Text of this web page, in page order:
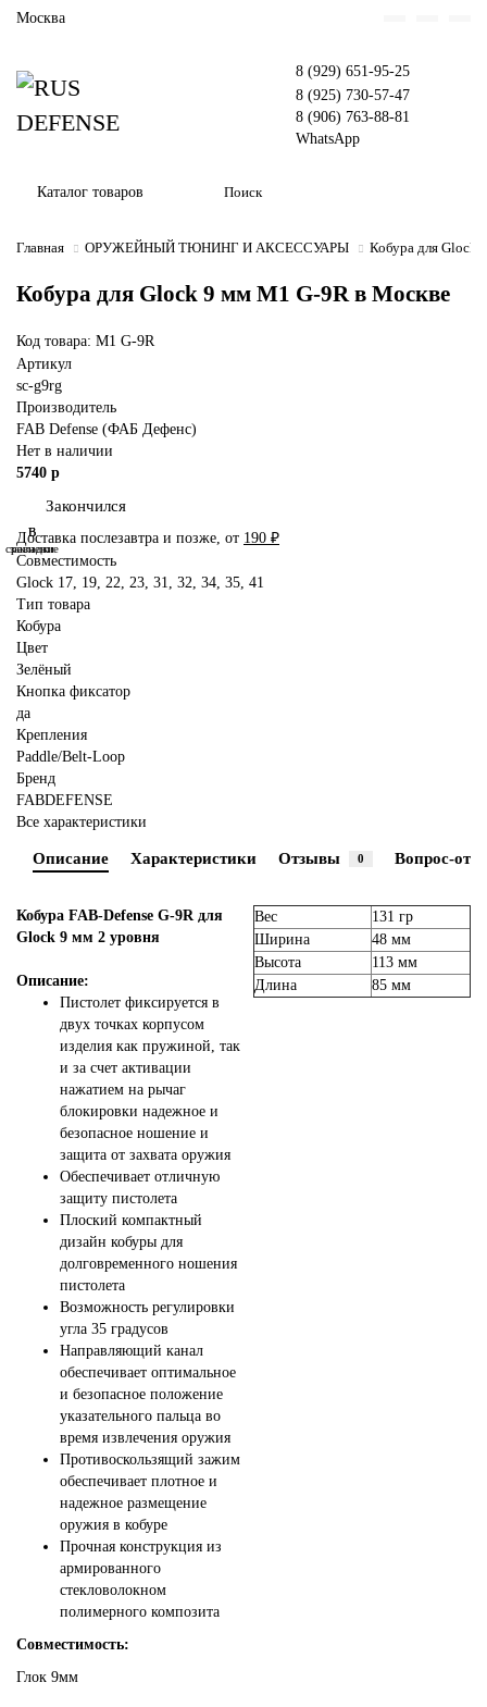
Москва
8 (929) 651-95-25
8 (925) 730-57-47
8 (906) 763-88-81
WhatsApp
Каталог товаров
Главная ОРУЖЕЙНЫЙ ТЮНИНГ И АКСЕССУАРЫ Кобура для Glock
Кобура для Glock 9 мм M1 G-9R в Москве
Код товара: M1 G-9R
Артикул
sc-g9rg
Производитель
FAB Defense (ФАБ Дефенс)
Нет в наличии
5740 р
Закончился
В
закладки
В
сравнение
Доставка послезавтра и позже, от 190 ₽
Совместимость
Glock 17, 19, 22, 23, 31, 32, 34, 35, 41
Тип товара
Кобура
Цвет
Зелёный
Кнопка фиксатор
да
Крепления
Paddle/Belt-Loop
Бренд
FABDEFENSE
Все характеристики
Описание Характеристики Отзывы 0 Вопрос-
Кобура FAB-Defense G-9R для
Glock 9 мм 2 уровня
Описание:
Пистолет фиксируется в
двух точках корпусом
изделия как пружиной, так
и за счет активации
нажатием на рычаг
блокировки надежное и
безопасное ношение и
защита от захвата оружия
Обеспечивает отличную
защиту пистолета
Плоский компактный
дизайн кобуры для
долговременного ношения
пистолета
Возможность регулировки
угла 35 градусов
Направляющий канал
обеспечивает оптимальное
и безопасное положение
указательного пальца во
время извлечения оружия
Противоскользящий зажим
обеспечивает плотное и
надежное размещение
оружия в кобуре
Прочная конструкция из
армированного
стекловолокном
полимерного композита
Совместимость:
Глок 9мм
Вес
131 гр
Ширина
48 мм
Высота
113 мм
Длина
85 мм